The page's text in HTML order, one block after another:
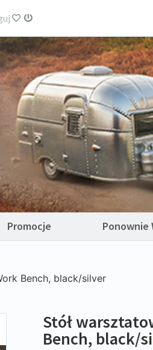
ulubione
Promocje Ponownie
Bench, black/silver
Stół
Bench, black/